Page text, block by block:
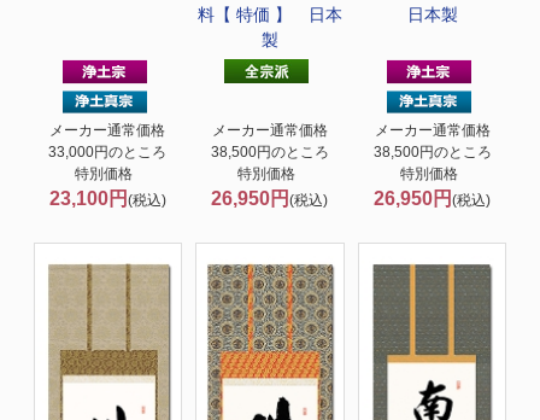
メーカー通常価格
33,000円のところ
特別価格
23,100円 (税込)
料【 特価 】 日本
製
メーカー通常価格
38,500円のところ
特別価格
26,950円(税込)
日本製
メーカー通常価格
38,500円のところ
特別価格
26,950円(税込)